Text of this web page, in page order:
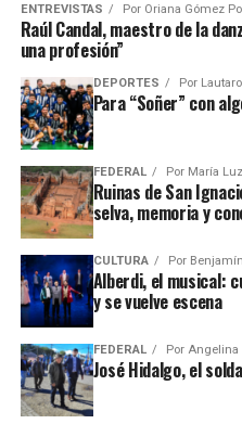
ENTREVISTAS Por Oriana Gómez
Raúl Candal, maestro de la
una profesión”
DEPORTES Por
Para “Soñer” con
FEDERAL Por María
Ruinas de San
selva, memoria y
CULTURA Por
Alberdi, el musical:
y se vuelve escena
FEDERAL Por Angelina
José Hidalgo, el